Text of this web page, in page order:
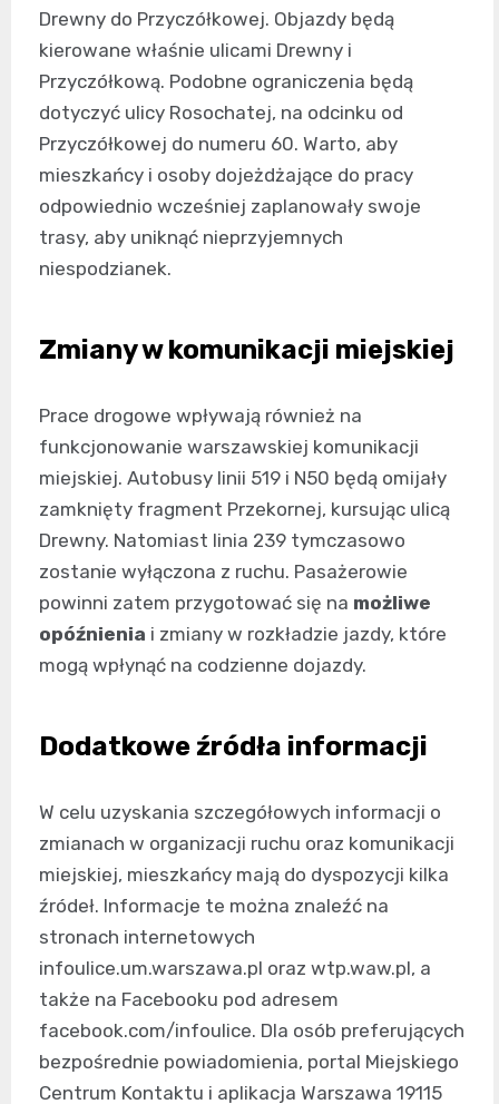
Drewny do Przyczółkowej. Objazdy będą
kierowane właśnie ulicami Drewny i
Przyczółkową. Podobne ograniczenia będą
dotyczyć ulicy Rosochatej, na odcinku od
Przyczółkowej do numeru 60. Warto, aby
mieszkańcy i osoby dojeżdżające do pracy
odpowiednio wcześniej zaplanowały swoje
trasy, aby uniknąć nieprzyjemnych
niespodzianek.
Zmiany w komunikacji miejskiej
Prace drogowe wpływają również na
funkcjonowanie warszawskiej komunikacji
miejskiej. Autobusy linii 519 i N50 będą omijały
zamknięty fragment Przekornej, kursując ulicą
Drewny. Natomiast linia 239 tymczasowo
zostanie wyłączona z ruchu. Pasażerowie
powinni zatem przygotować się na możliwe
opóźnienia i zmiany w rozkładzie jazdy, które
mogą wpłynąć na codzienne dojazdy.
Dodatkowe źródła informacji
W celu uzyskania szczegółowych informacji o
zmianach w organizacji ruchu oraz komunikacji
miejskiej, mieszkańcy mają do dyspozycji kilka
źródeł. Informacje te można znaleźć na
stronach internetowych
infoulice.um.warszawa.pl oraz wtp.waw.pl, a
także na Facebooku pod adresem
facebook.com/infoulice. Dla osób preferujących
bezpośrednie powiadomienia, portal Miejskiego
Centrum Kontaktu i aplikacja Warszawa 19115